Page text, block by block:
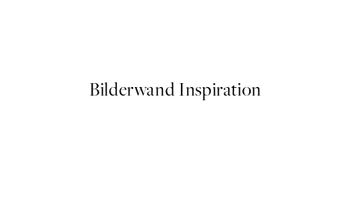
Bilderwand Inspiration